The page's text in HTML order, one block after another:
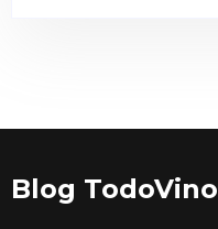
Blog TodoVino